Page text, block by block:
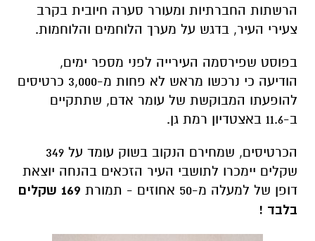
הרשתות החברתיות ומעורר סערה חיובית בקרב
צעירי העיר, בדגש על מערך הלוחמים והלוחמות.
בפוסט שפירסמה העירייה לפני מספר ימים,
הודיעה כי נרכשו מראש לא פחות מ-3,000 כרטיסים
להופעתו המבוקשת של עומר אדם, שתתקיים
ב-11.6 באצטדיון רמת גן.
הכרטיסים, שמחירם הנקוב בשוק עומד על 349
שקלים יימכרו לתושבי העיר הזכאים בהנחה יוצאת
דופן של למעלה מ-50 אחוזים - תמורת
169 שקלים
בלבד !